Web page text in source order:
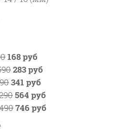
168 руб
283 руб
341 руб
564 руб
746 руб